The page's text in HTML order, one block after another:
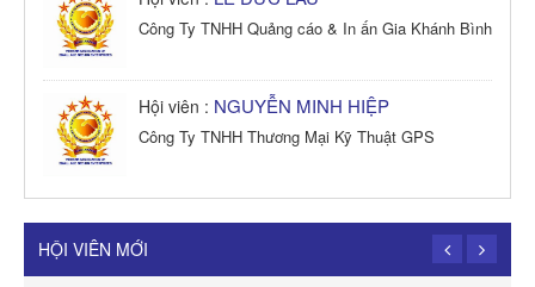
Công Ty TNHH Quảng cáo & In ấn Gia Khánh Bình
Hội viên : NGUYỄN MINH HIỆP
Công Ty TNHH Thương Mại Kỹ Thuật GPS
Công Ty TNHH Dịch vụ Cuộc Sống Hạnh Phúc
HỘI VIÊN MỚI